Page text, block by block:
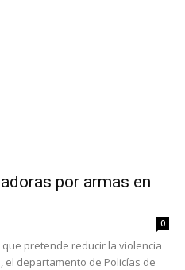
por armas en
0
que pretende reducir la violencia
el departamento de Policías de